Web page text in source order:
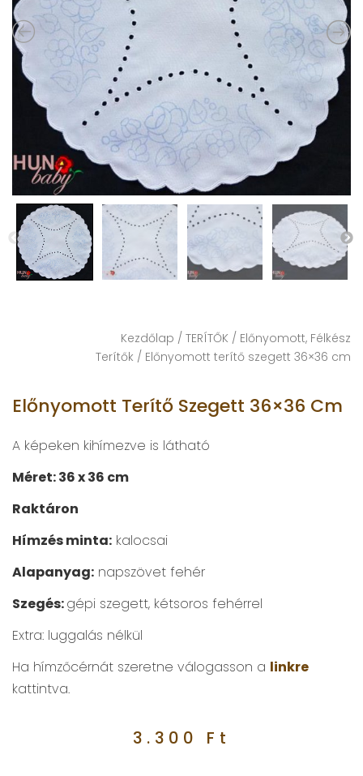
Kezdőlap / TERÍTŐK / Előnyomott, Félkész
Terítők / Előnyomott terítő szegett 36×36 cm
Előnyomott Terítő Szegett 36×36 Cm
A képeken kihímezve is látható
Méret: 36 x 36 cm
Raktáron
Hímzés minta: kalocsai
Alapanyag: napszövet fehér
Szegés:gépi szegett, kétsoros fehérrel
Extra: luggalás nélkül
Ha hímzőcérnát szeretne válogasson a linkre
kattintva.
3.300 Ft